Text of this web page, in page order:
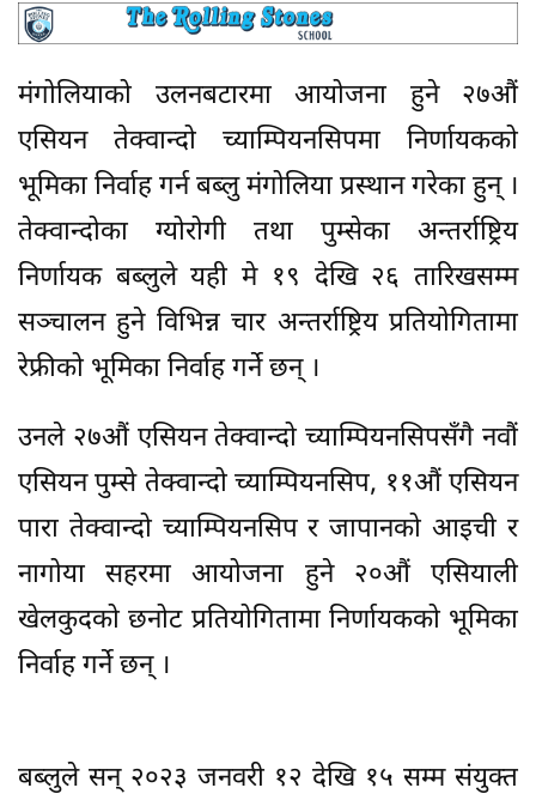
मंगोलियाको उलनबटारमा आयोजना हुने २७औं
एसियन तेक्वान्दो च्याम्पियनसिपमा निर्णायकको
भूमिका निर्वाह गर्न बब्लु मंगोलिया प्रस्थान गरेका हुन् ।
तेक्वान्दोका ग्योरोगी तथा पुम्सेका अन्तर्राष्ट्रिय
निर्णायक बब्लुले यही मे १९ देखि २६ तारिखसम्म
सञ्चालन हुने विभिन्न चार अन्तर्राष्ट्रिय प्रतियोगितामा
रेफ्रीको भूमिका निर्वाह गर्ने छन् ।
उनले २७औं एसियन तेक्वान्दो च्याम्पियनसिपसँगै नवौं
एसियन पुम्से तेक्वान्दो च्याम्पियनसिप, ११औं एसियन
पारा तेक्वान्दो च्याम्पियनसिप र जापानको आइची र
नागोया सहरमा आयोजना हुने २०औं एसियाली
खेलकुदको छनोट प्रतियोगितामा निर्णायकको भूमिका
निर्वाह गर्ने छन् ।
बब्लुले सन् २०२३ जनवरी १२ देखि १५ सम्म संयुक्त